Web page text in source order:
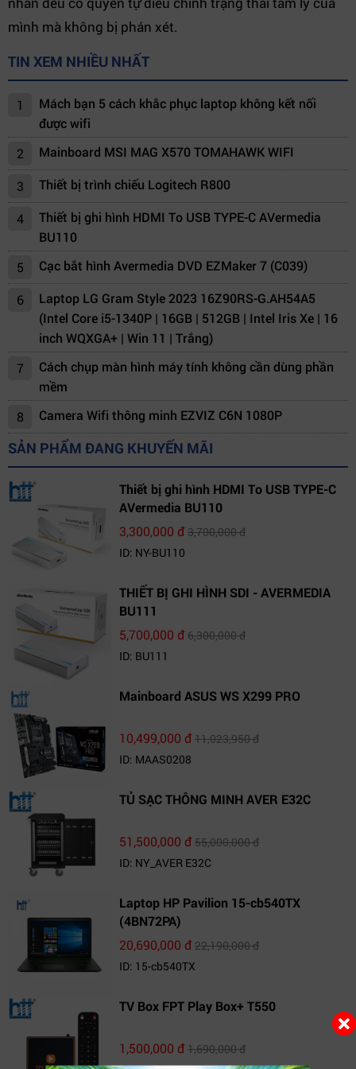
mình mà không bị phán xét.
TIN XEM NHIỀU NHẤT
1
Mách bạn 5 cách khắc phục laptop không kết nối
được wifi
2
Mainboard MSI MAG X570 TOMAHAWK WIFI
3 Thiết bị trình chiếu Logitech R800
4
Thiết bị ghi hình HDMI To USB TYPE-C AVermedia
BU110
5
Cạc bắt hình Avermedia DVD EZMaker 7 (C039)
6
Laptop LG Gram Style 2023 16Z90RS-G.AH54A5
(Intel Core i5-1340P | 16GB | 512GB | Intel Iris Xe | 16
inch WQXGA+ | Win 11 | Trắng)
7
Cách chụp màn hình máy tính không cần dùng phần
mềm
8
Camera Wifi thông minh EZVIZ C6N 1080P
SẢN PHẨM ĐANG KHUYẾN MÃI
Thiết bị ghi hình HDMI To USB TYPE-C
AVermedia BU110
3,300,000 đ3,700,000 đ
ID: NY-BU110
THIẾT BỊ GHI HÌNH SDI - AVERMEDIA
BU111
5,700,000 đ6,300,000 đ
ID: BU111
Mainboard ASUS WS X299 PRO
10,499,000 đ11,023,950 đ
ID: MAAS0208
TỦ SẠC THÔNG MINH AVER E32C
51,500,000 đ55,000,000 đ
ID: NY_AVER E32C
Laptop HP Pavilion 15-cb540TX
(4BN72PA)
20,690,000 đ22,190,000 đ
ID: 15-cb540TX
TV Box FPT Play Box+ T550
1,500,000 đ1,690,000 đ